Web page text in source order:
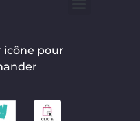
icône pour